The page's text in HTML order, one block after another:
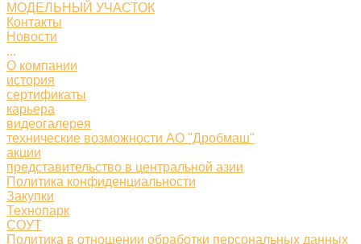
МОДЕЛЬНЫЙ УЧАСТОК
Контакты
Новости
...
О компании
история
сертификаты
карьера
видеогалерея
технические возможности АО "Дробмаш"
акции
представительство в центральной азии
Политика конфиденциальности
Закупки
Технопарк
СОУТ
Политика в отношении обработки персональных данных